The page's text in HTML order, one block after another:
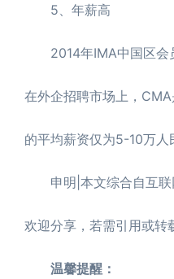
5、年薪高
2014年IMA中国区会员
在外企招聘市场上，
的平均薪资仅为5-10万人
申明|本文综合自互联
欢迎分享，若需引用或转
温馨提醒：